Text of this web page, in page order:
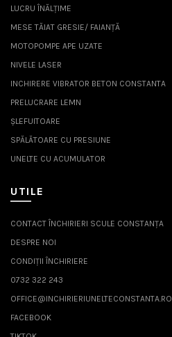
LUCRU ÎNĂLȚIME
MESE TĂIAT GRESIE/ FAIANȚĂ
MOTOPOMPE APE UZATE
NIVELE LASER
INCHIRERE VIBRATOR BETON CONSTANTA
PRELUCRARE LEMN
ȘLEFUITOARE
SPĂLĂTOARE CU PRESIUNE
UNELTE CU ACUMULATOR
UTILE
CONTACT ÎNCHIRIERI SCULE CONSTANȚA
DESPRE NOI
CONDIȚII ÎNCHIRIERE
0732 322 243
OFFICE@INCHIRIERIUNELTECONSTANTA.RO
FACEBOOK